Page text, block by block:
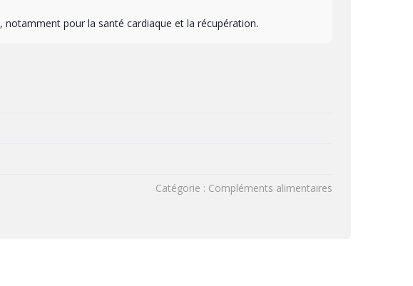
pour la santé cardiaque et la récupération.
Catégorie : Compléments alimentaires